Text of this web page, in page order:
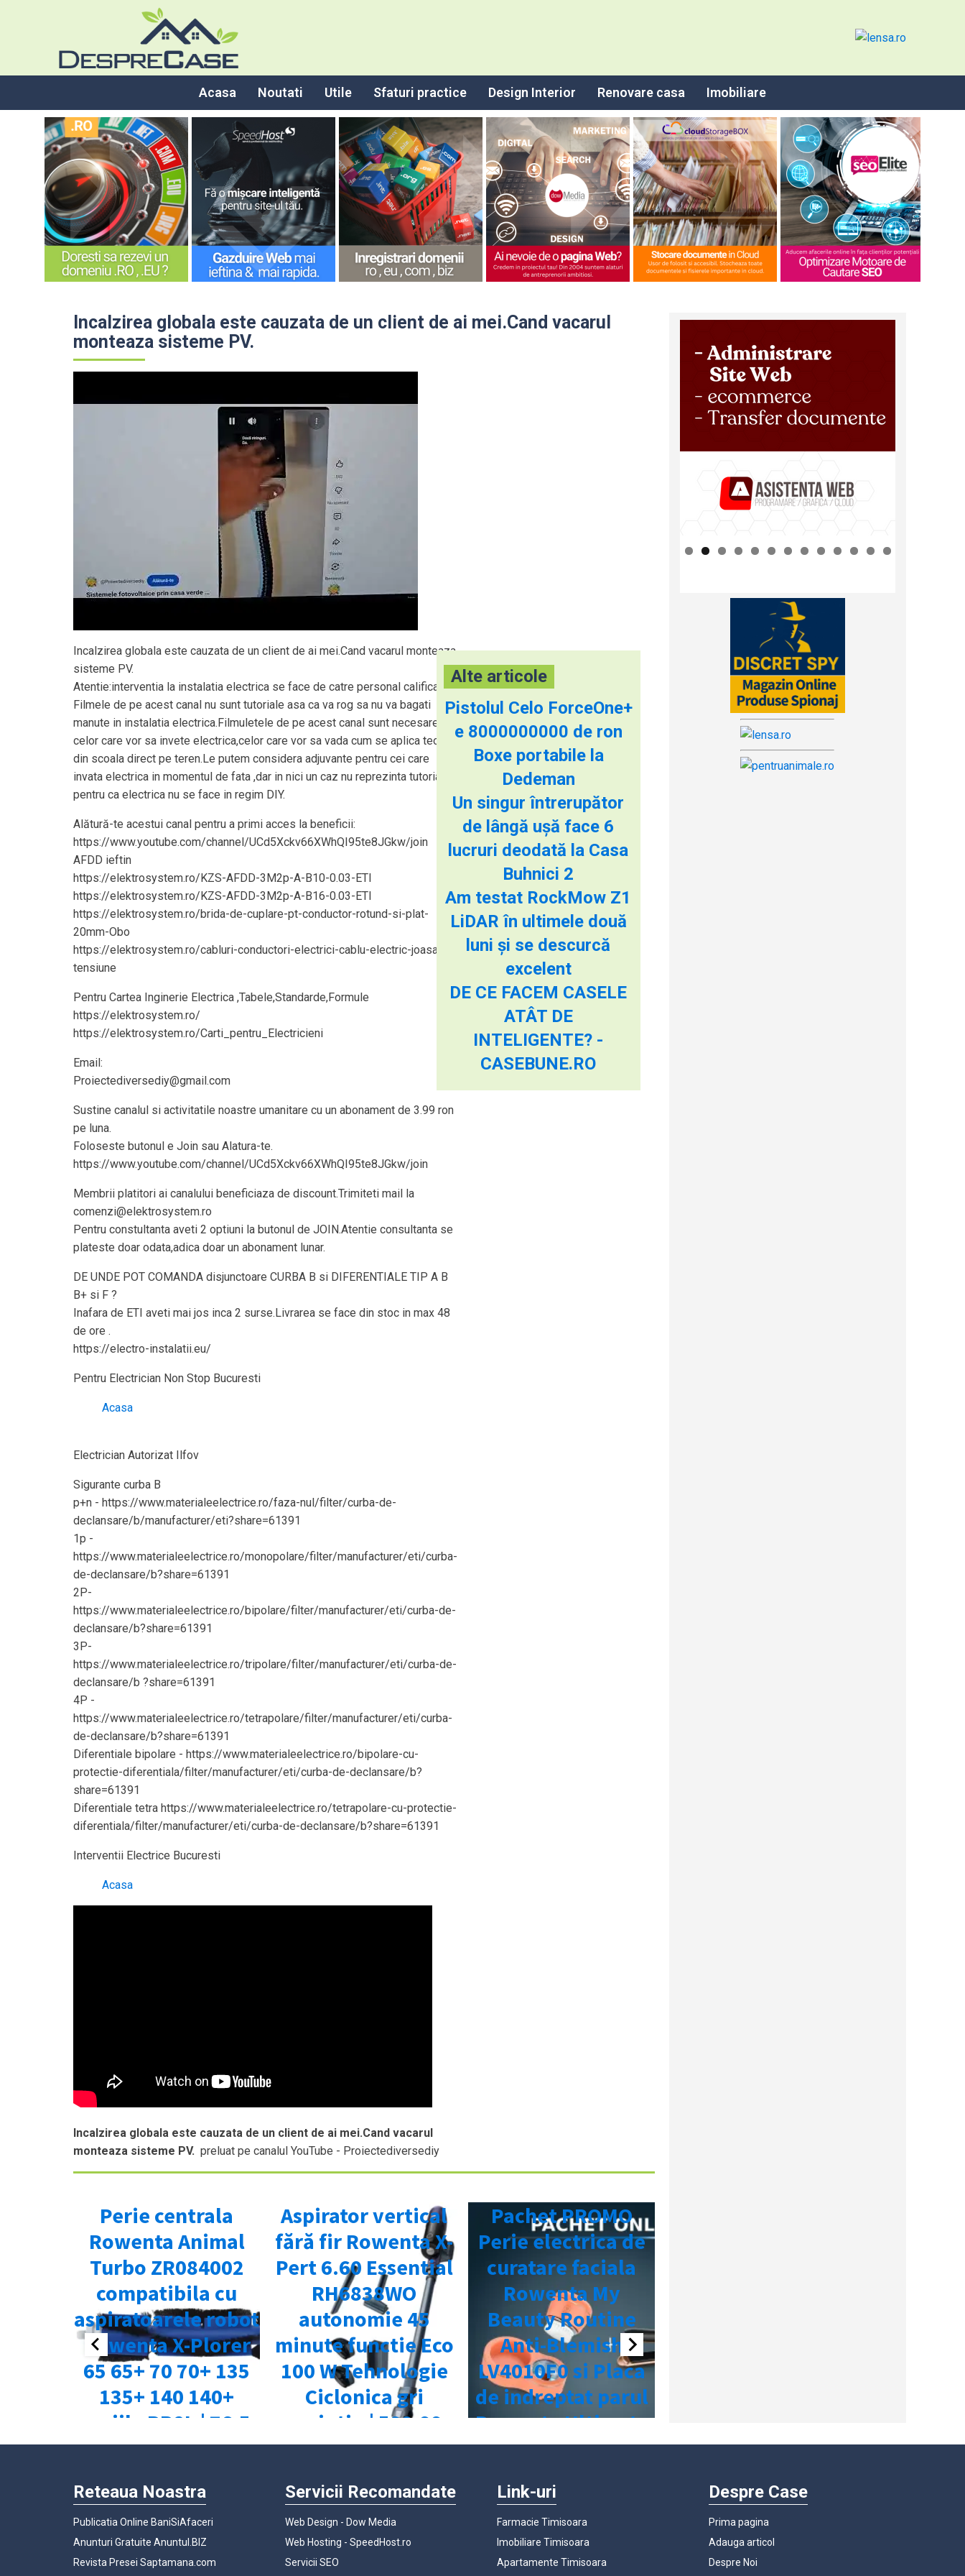
Acasa Noutati Utile Sfaturi practice Design Interior Renovare casa Imobiliare
Incalzirea globala este cauzata de un client de ai mei.Cand vacarul
monteaza sisteme PV.
Incalzirea globala este cauzata de un client de ai mei.Cand vacarul monteaza
sisteme PV.
Atentie:interventia la instalatia electrica se face de catre personal calificat.
Filmele de pe acest canal nu sunt tutoriale asa ca va rog sa nu va bagati
manute in instalatia electrica.Filmuletele de pe acest canal sunt necesare
celor care vor sa invete electrica,celor care vor sa vada cum se aplica teoria
din scoala direct pe teren.Le putem considera adjuvante pentru cei care
invata electrica in momentul de fata ,dar in nici un caz nu reprezinta tutoriale
pentru ca electrica nu se face in regim DIY.
Alătură-te acestui canal pentru a primi acces la beneficii:
https://www.youtube.com/channel/UCd5Xckv66XWhQI95te8JGkw/join
AFDD ieftin
https://elektrosystem.ro/KZS-AFDD-3M2p-A-B10-0.03-ETI
https://elektrosystem.ro/KZS-AFDD-3M2p-A-B16-0.03-ETI
https://elektrosystem.ro/brida-de-cuplare-pt-conductor-rotund-si-plat-
20mm-Obo
https://elektrosystem.ro/cabluri-conductori-electrici-cablu-electric-joasa-
tensiune
Pentru Cartea Inginerie Electrica ,Tabele,Standarde,Formule
https://elektrosystem.ro/
https://elektrosystem.ro/Carti_pentru_Electricieni
Email:
Proiectediversediy@gmail.com
Sustine canalul si activitatile noastre umanitare cu un abonament de 3.99 ron
pe luna.
Foloseste butonul e Join sau Alatura-te.
https://www.youtube.com/channel/UCd5Xckv66XWhQI95te8JGkw/join
Membrii platitori ai canalului beneficiaza de discount.Trimiteti mail la
comenzi@elektrosystem.ro
Pentru constultanta aveti 2 optiuni la butonul de JOIN.Atentie consultanta se
plateste doar odata,adica doar un abonament lunar.
DE UNDE POT COMANDA disjunctoare CURBA B si DIFERENTIALE TIP A B
B+ si F ?
Inafara de ETI aveti mai jos inca 2 surse.Livrarea se face din stoc in max 48
de ore .
https://electro-instalatii.eu/
Pentru Electrician Non Stop Bucuresti
Acasa
Electrician Autorizat Ilfov
Sigurante curba B
p+n - https://www.materialeelectrice.ro/faza-nul/filter/curba-de-
declansare/b/manufacturer/eti?share=61391
1p -
https://www.materialeelectrice.ro/monopolare/filter/manufacturer/eti/curba-
de-declansare/b?share=61391
2P-
https://www.materialeelectrice.ro/bipolare/filter/manufacturer/eti/curba-de-
declansare/b?share=61391
3P-
https://www.materialeelectrice.ro/tripolare/filter/manufacturer/eti/curba-de-
declansare/b ?share=61391
4P -
https://www.materialeelectrice.ro/tetrapolare/filter/manufacturer/eti/curba-
de-declansare/b?share=61391
Diferentiale bipolare - https://www.materialeelectrice.ro/bipolare-cu-
protectie-diferentiala/filter/manufacturer/eti/curba-de-declansare/b?
share=61391
Diferentiale tetra https://www.materialeelectrice.ro/tetrapolare-cu-protectie-
diferentiala/filter/manufacturer/eti/curba-de-declansare/b?share=61391
Interventii Electrice Bucuresti
Acasa
Incalzirea globala este cauzata de un client de ai mei.Cand vacarul
monteaza sisteme PV. preluat pe canalul YouTube - Proiectediversediy
Alte articole
Pistolul Celo ForceOne+
e 8000000000 de ron
Boxe portabile la
Dedeman
Un singur întrerupător
de lângă ușă face 6
lucruri deodată la Casa
Buhnici 2
Am testat RockMow Z1
LiDAR în ultimele două
luni și se descurcă
excelent
DE CE FACEM CASELE
ATÂT DE
INTELIGENTE? -
CASEBUNE.RO
Reteaua Noastra
Publicatia Online BaniSiAfaceri
Anunturi Gratuite Anuntul.BIZ
Revista Presei Saptamana.com
Servicii Recomandate
Web Design - Dow Media
Web Hosting - SpeedHost.ro
Servicii SEO
Link-uri
Farmacie Timisoara
Imobiliare Timisoara
Apartamente Timisoara
Despre Case
Prima pagina
Adauga articol
Despre Noi